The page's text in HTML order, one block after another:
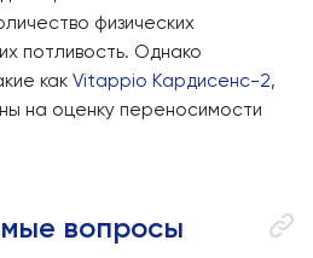
физических
потливость. Однако
как Vitappio Кардисенс-2,
на оценку переносимости
вопросы